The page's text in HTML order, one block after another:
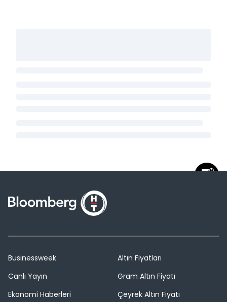
Businessweek
Canlı Yayın
Ekonomi Haberleri
Altın Fiyatları
Gram Altın Fiyatı
Çeyrek Altın Fiyatı